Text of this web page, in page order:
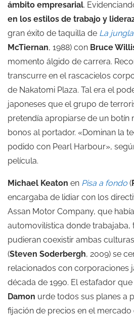
ámbito empresarial.
en los estilos de trabajo y
gran éxito de taquilla de La
McTiernan, 1988) con Bruce
momento álgido de carrera.
transcurre en el rascacielos
de Nakatomi Plaza. Tal era el
japoneses que el grupo de
pretendía apropiarse de un botín
bonos al portador. «Dominan la
podido con Pearl Harbour»,
película.
Michael Keaton en Pisa a fondo (
encargaba de lidiar con los
Assan Motor Company, que
automovilística donde trabajaba,
pudieran coexistir ambas
(Steven Soderbergh, 2009) se
relacionados con corporaciones
década de 1990. El estafador
Damon urde todos sus planes a
fijación de precios en el mercado